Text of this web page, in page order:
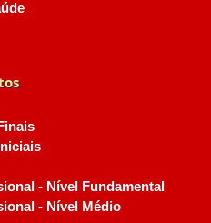
- Nível Fundamental
- Nível Médio